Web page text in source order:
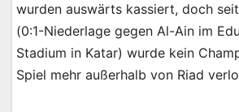
wurden auswärts kassiert, doch
(0:1-Niederlage gegen Al-Ain im
Stadium in Katar) wurde kein
Spiel mehr außerhalb von Riad